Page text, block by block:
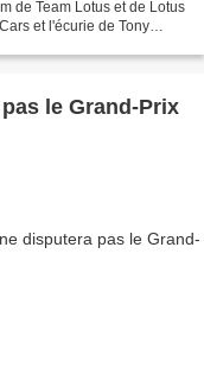
de Team Lotus et de Lotus
et l'écurie de Tony
le Grand-Prix